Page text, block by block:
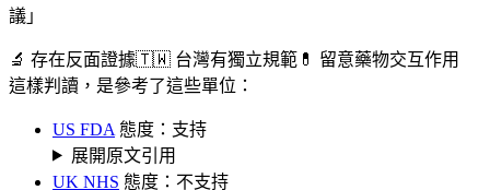
議」
🔬 存在反面證據🇹🇼 台灣有獨立規範 💊 留意藥物交互作用
這樣判讀，是參考了這些單位：
US FDA 態度：支持
展開原文引用
UK NHS 態度：不支持